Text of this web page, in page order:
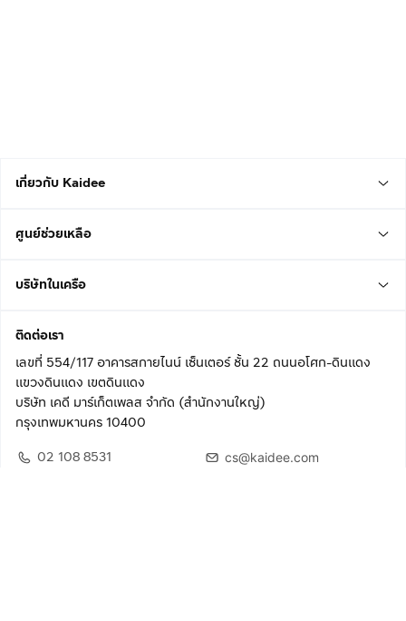
เกี่ยวกับ Kaidee
ศูนย์ช่วยเหลือ
บริษัทในเครือ
ติดต่อเรา
เลขที่ 554/117 อาคารสกายไนน์ เซ็นเตอร์ ชั้น 22 ถนนอโศก-ดินแดง
แขวงดินแดง เขตดินแดง
บริษัท เคดี มาร์เก็ตเพลส จำกัด (สำนักงานใหญ่)
กรุงเทพมหานคร 10400
02 108 8531
cs@kaidee.com